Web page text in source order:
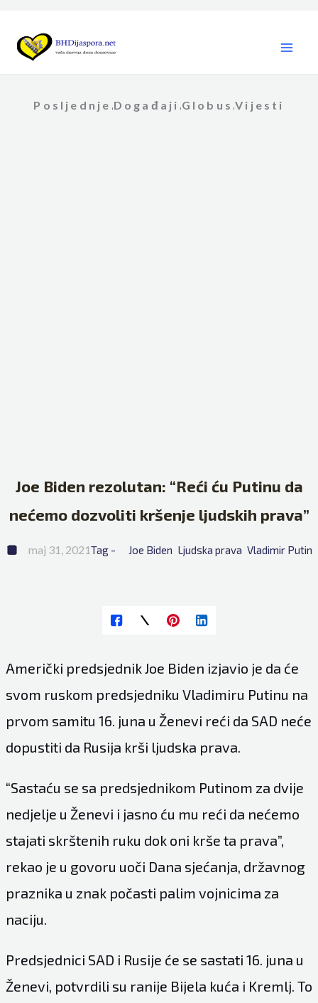
content
Posljednje ,Događaji ,Globus ,Vijesti
Joe Biden rezolutan: “Reći ću Putinu da
nećemo dozvoliti kršenje ljudskih prava”
maj 31, 2021Tag - Joe Biden Ljudska prava Vladimir Putin
Američki predsjednik Joe Biden izjavio je da će
svom ruskom predsjedniku Vladimiru Putinu na
prvom samitu 16. juna u Ženevi reći da SAD neće
dopustiti da Rusija krši ljudska prava.
“Sastaću se sa predsjednikom Putinom za dvije
nedjelje u Ženevi i jasno ću mu reći da nećemo
stajati skrštenih ruku dok oni krše ta prava”,
rekao je u govoru uoči Dana sjećanja, državnog
praznika u znak počasti palim vojnicima za
naciju.
Predsjednici SAD i Rusije će se sastati 16. juna u
Ženevi, potvrdili su ranije Bijela kuća i Kremlj. To